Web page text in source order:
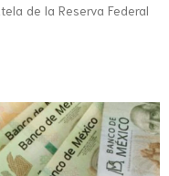
de la Reserva Federal